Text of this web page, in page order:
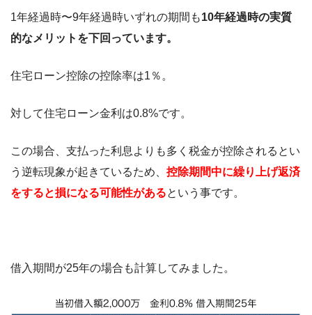
1年経過時〜9年経過時いずれの期間も10年経過時の実質
的なメリットを下回っています。
住宅ローン控除の控除率は1％。
対して住宅ローン金利は0.8%です。
この場合、支払った利息よりも多く税金が控除されるとい
う逆転現象が起きているため、 控除期間中に繰り上げ返済
をすると損になる可能性があるという事です。
借入期間が25年の場合も計算してみました。